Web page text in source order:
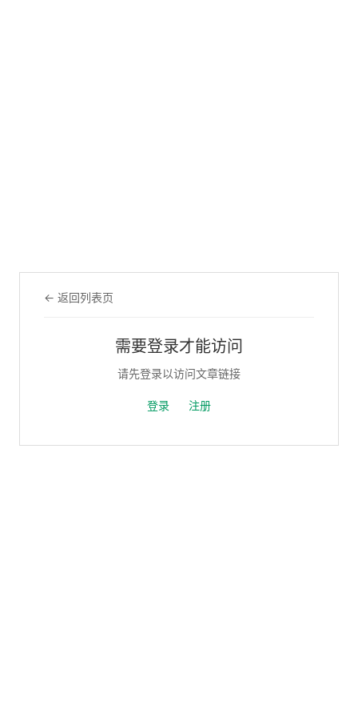
← 返回列表页
需要登录才能访问
请先登录以访问文章链接
登录 注册